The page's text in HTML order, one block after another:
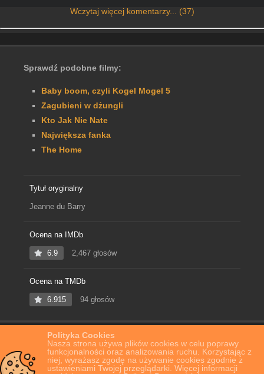
Polityka Cookies
Nasza strona używa plików cookies w celu poprawy
funkcjonalności oraz analizowania ruchu. Korzystając z
niej, wyrażasz zgodę na używanie cookies zgodnie z
ustawieniami Twojej przeglądarki. Więcej informacji
Wczytaj więcej komentarzy... (37)
Sprawdź podobne filmy:
Baby boom, czyli Kogel Mogel 5
Zagubieni w dżungli
Kto Jak Nie Nate
Największa fanka
The Home
Tytuł oryginalny
Jeanne du Barry
Ocena na IMDb
6.9 2,467 głosów
Ocena na TMDb
6.915 94 głosów
Film Online Kochanica króla Jeanne du Barry